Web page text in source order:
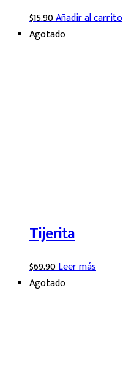
$15.90Añadir al carrito
Agotado
Tijerita
$69.90Leer más
Agotado